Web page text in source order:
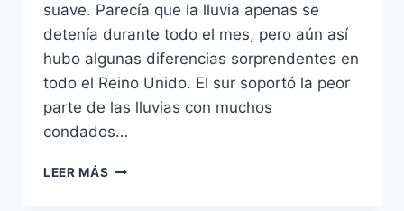
suave. Parecía que la lluvia apenas se
detenía durante todo el mes, pero aún así
hubo algunas diferencias sorprendentes en
todo el Reino Unido. El sur soportó la peor
parte de las lluvias con muchos
condados…
LEER MÁS PATRÓN